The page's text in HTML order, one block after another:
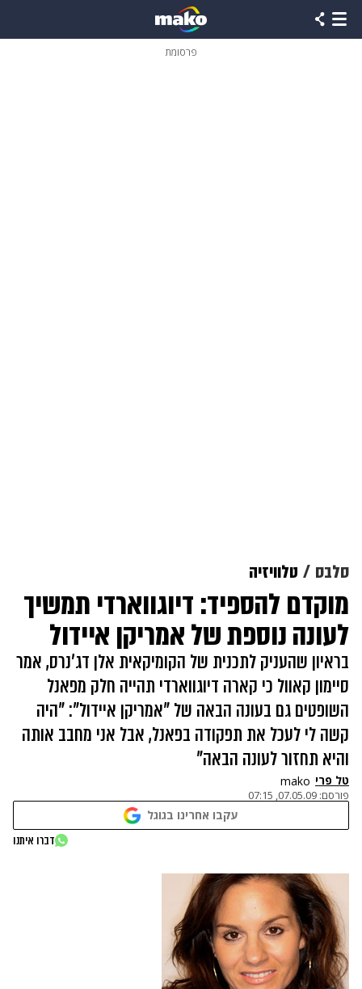
פרסומת
סלבס טלוויזיה
מוקדם להספיד: דיוגווארדי תמשיך
לעונה נוספת של אמריקן איידול
בראיון שהעניק לתכנית של הקומיקאית אלן דג'נרס, אמר
סיימון קאוול כי קארה דיוגווארדי תהייה חלק מפאנל
השופטים גם בעונה הבאה של "אמריקן איידול": "היה
קשה לי לעכל את תפקודה בפאנל, אבל אני מחבב אותה
והיא תחזור לעונה הבאה"
טל פרי mako
פורסם: 07.05.09, 07:15
עקבו אחרינו בגוגל
דברו איתנו